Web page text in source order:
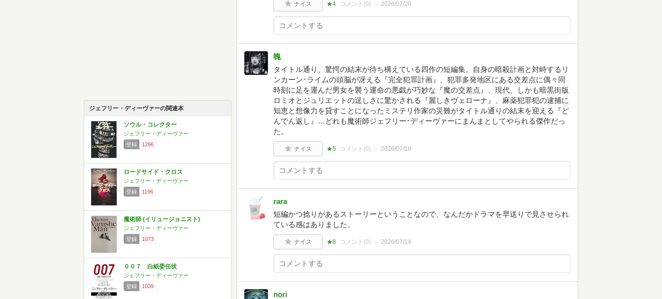
ジェフリー・ディーヴァーの関連本
ソウル・コレクター
ジェフリー・ディーヴァー
登録
1296
ロードサイド・クロス
ジェフリー・ディーヴァー
登録
1196
魔術師 (イリュージョニスト)
ジェフリー・ディーヴァー
登録
1073
００７ 白紙委任状
ジェフリー・ディーヴァー
登録
1039
ナイス ★4 コメント(0) 2026/07/20
魄
タイトル通り、驚愕の結末が待ち構えている四作の短編集。自身の暗殺計画と対峙するリ
ンカーン･ライムの頭脳が冴える『完全犯罪計画』、犯罪多発地区にある交差点に偶々同
時刻に足を運んだ男女を襲う運命の悪戯が巧妙な『魔の交差点』、現代、しかも暗黒街版
ロミオとジュリエットの逞しさに驚かされる『麗しきヴェローナ』、麻薬犯罪犯の逮捕に
知恵と想像力を貸すことになったミステリ作家の災難がタイトル通りの結末を迎える『ど
んでん返し』…どれも魔術師ジェフリー･ディーヴァーにまんまとしてやられる傑作だっ
た。
ナイス ★5 コメント(0) 2026/07/16
rara
短編かつ捻りがあるストーリーということなので、なんだかドラマを早送りで見させられ
ている感はありました。
ナイス ★8 コメント(0) 2026/07/14
nori